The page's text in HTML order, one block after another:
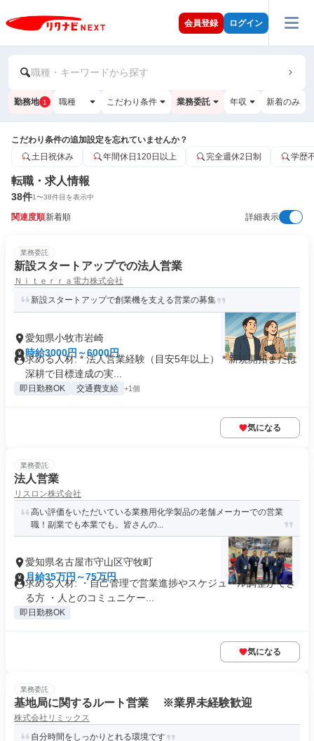
会員登録 ログイン
職種・キーワードから探す
勤務地 1 職種 こだわり条件 業務委託 年収 新着のみ
こだわり条件の追加設定を忘れていませんか？
土日祝休み
年間休日120日以上 完全週休2日制 学歴
転職・求人情報
38件1〜38件目を表示中
関連度順新着順 詳細表示
業務委託
新設スタートアップでの法人営業
Ｎｉｔｅｒｒａ電力株式会社
新設スタートアップで創業機を支える営業の募集
愛知県小牧市岩崎
時給3000円～6000円
求める人材: * 法人営業経験（目安5年以上） * 新規開拓または
深耕で目標達成の実...
即日勤務OK 交通費支給 +1個
気になる
業務委託
法人営業
リスロン株式会社
高い評価をいただいている業務用化学製品の老舗メーカーでの営業
職！副業でも本業でも。皆さんの...
愛知県名古屋市守山区守牧町
月給35万円～75万円
求める人材: ・自己管理で営業進捗やスケジュール調整ができ
る方 ・人とのコミュニケー...
即日勤務OK
気になる
業務委託
基地局に関するルート営業 ※業界未経験歓迎
株式会社リミックス
自分時間をしっかりとれる環境です